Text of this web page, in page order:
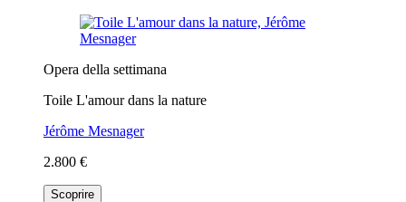
Opera della settimana
Toile L'amour dans la nature
Jérôme Mesnager
2.800 €
Scoprire